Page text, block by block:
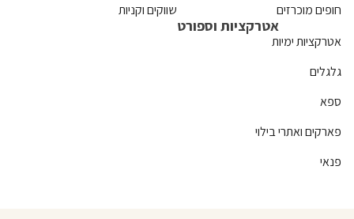
חופים מוכרזים
שווקים וקניות
אטרקציות וספורט
אטרקציות ימיות
גלגלים
ספא
פארקים ואתרי בילוי
פנאי